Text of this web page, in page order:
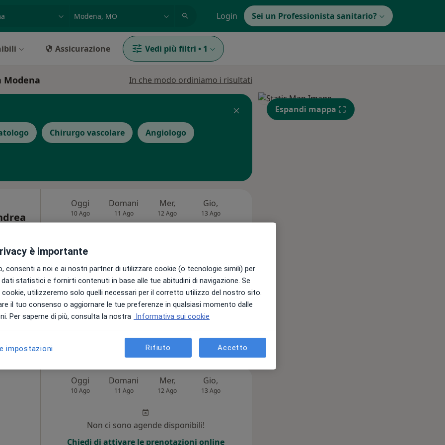
Login Sei un Professionista sanitario?
Assicurazione Vedi più filtri • 1
Modena In che modo ordiniamo i risultati
Chirurgo vascolare Angiologo
Oggi
10 Ago
Domani
11 Ago
Mer,
12 Ago
Gio,
13 Ago
Non ci sono agende disponibili!
Chiedi di attivare le prenotazioni online
Oggi
10 Ago
Domani
11 Ago
Mer,
12 Ago
Gio,
13 Ago
Non ci sono agende disponibili!
Chiedi di attivare le prenotazioni online
Espandi mappa
è importante
consenti a noi e ai nostri partner di utilizzare cookie (o tecnologie simili) per
statistici e fornirti contenuti in base alle tue abitudini di navigazione. Se
utilizzeremo solo quelli necessari per il corretto utilizzo del nostro sito.
il tuo consenso o aggiornare le tue preferenze in qualsiasi momento dalle
Per saperne di più, consulta la nostra Informativa sui cookie
impostazioni Rifiuto Accetto